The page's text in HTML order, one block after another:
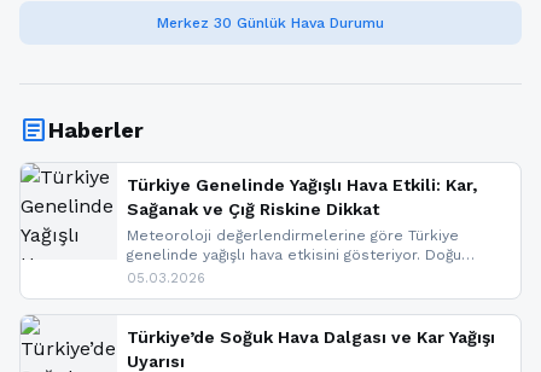
Merkez 30 Günlük Hava Durumu
articleHaberler
Türkiye Genelinde Yağışlı Hava Etkili: Kar,
Sağanak ve Çığ Riskine Dikkat
Meteoroloji değerlendirmelerine göre Türkiye
genelinde yağışlı hava etkisini gösteriyor. Doğu
bölgelerinde kar yağışı beklenirken Marmara ve
ise çığ tehlikesi bulunuyor. İç kesimlerde sis ve pus
nedeniyle görüş mesafesinde azalma
yaşanabileceği belirtiliyor.
05.03.2026
Türkiye’de Soğuk Hava Dalgası ve Kar Yağışı
Uyarısı